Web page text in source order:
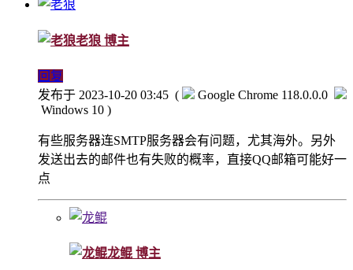
老狼 博主
回复
发布于 2023-10-20 03:45 (
Google Chrome 118.0.0.0
Windows 10 )
有些服务器连SMTP服务器会有问题，尤其海外。另外
发送出去的邮件也有失败的概率，直接QQ邮箱可能好一
点
龙鲲 博主